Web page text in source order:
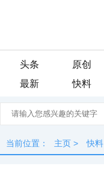
头条 原创
最新
快料
当前位置： 主页 > 快料